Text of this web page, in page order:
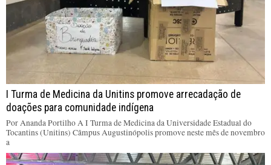
I Turma de Medicina da Unitins promove arrecadação de
doações para comunidade indígena
Por Ananda Portilho A I Turma de Medicina da Universidade Estadual do
Tocantins (Unitins) Câmpus Augustinópolis promove neste mês de novembro
a